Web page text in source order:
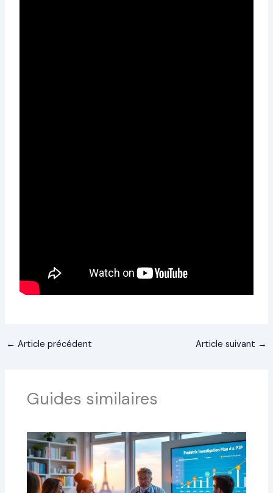
← Article précédent Article suivant →
Guides similaires